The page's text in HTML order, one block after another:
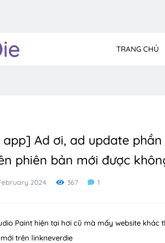
TRANG CHỦ
Ad ơi, ad update phần
phiên bản mới được
2024 367 1
Paint hiện tại hơi cũ mà mấy website khác
trên linkneverdie